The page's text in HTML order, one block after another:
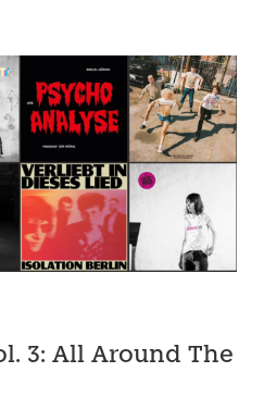
3: All Around The